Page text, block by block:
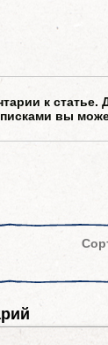
к статье.
вы